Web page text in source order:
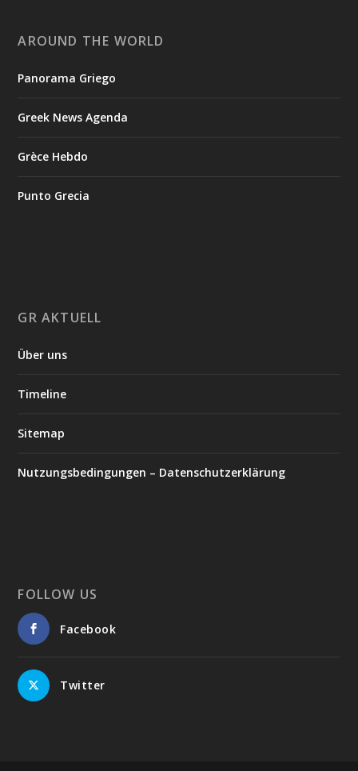
AROUND THE WORLD
Panorama Griego
Greek News Agenda
Grèce Hebdo
Punto Grecia
GR AKTUELL
Über uns
Timeline
Sitemap
Nutzungsbedingungen – Datenschutzerklärung
FOLLOW US
Facebook
Twitter